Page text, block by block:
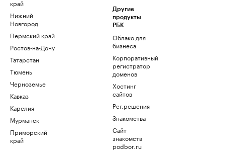
край
Нижний
Новгород
Пермский край
Ростов-на-Дону
Татарстан
Тюмень
Черноземье
Кавказ
Карелия
Мурманск
Приморский
край
Другие
продукты
РБК
Облако для
бизнеса
Корпоративный
регистратор
доменов
Хостинг
сайтов
Рег.решения
Знакомства
Сайт
знакомств
podbor.ru